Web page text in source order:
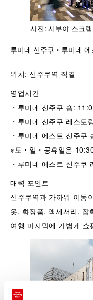
사진: 시부야 스크
루미네 신주쿠・루미네
위치: 신주쿠역 직결
영업시간
・루미네 신주쿠 숍:
・루미네 신주쿠 레스토
・루미네 에스트 신주
※토・일・공휴일은
・루미네 에스트 신주
매력 포인트
신주쿠역과 가까워 이동
옷, 화장품, 액세서리, 잡
여행 마지막에 가볍게